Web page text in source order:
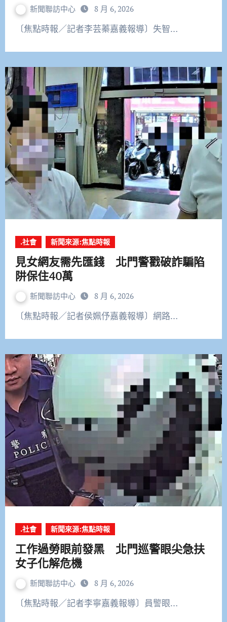
新聞聯訪中心 8 月 6, 2026
〔焦點時報／記者李芸蓁嘉義報導〕失智…
.社會 新聞來源:焦點時報
見女網友需先匯錢 北門警戳破詐騙陷
阱保住40萬
新聞聯訪中心 8 月 6, 2026
〔焦點時報／記者侯姵伃嘉義報導〕網路…
.社會 新聞來源:焦點時報
工作過勞眼前發黑 北門巡警眼尖急扶
女子化解危機
新聞聯訪中心 8 月 6, 2026
〔焦點時報／記者李寧嘉義報導〕員警眼…